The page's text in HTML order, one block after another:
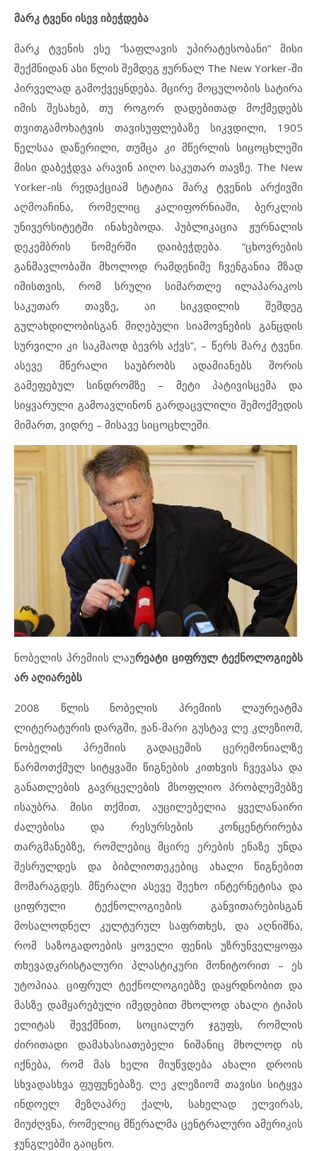
მარკ ტვენი ისევ იბეჭდება
მარკ ტვენის ესე “საფლავის უპირატესობანი” მისი
შექმნიდან ასი წლის შემდეგ ჟურნალ The New Yorker-ში
პირველად გამოქვეყნდება. მცირე მოცულობის სატირა
იმის შესახებ, თუ როგორ დადებითად მოქმედებს
თვითგამოხატვის თავისუფლებაზე სიკვდილი, 1905
წელსაა დაწერილი, თუმცა კი მწერლის სიცოცხლეში
მისი დაბეჭდვა არავინ აიღო საკუთარ თავზე. The New
Yorker-ის რედაქციამ სტატია მარკ ტვენის არქივში
აღმოაჩინა, რომელიც კალიფორნიაში, ბერკლის
უნივერსიტეტში ინახებოდა. პუბლიკაცია ჟურნალის
დეკემბრის ნომერში დაიბეჭდება. “ცხოვრების
განმავლობაში მხოლოდ რამდენიმე ჩვენგანია მზად
იმისთვის, რომ სრული სიმართლე ილაპარაკოს
საკუთარ თავზე, აი სიკვდილის შემდეგ
გულახდილობისგან მიღებული სიამოვნების განცდის
სურვილი კი საკმაოდ ბევრს აქვს”, – წერს მარკ ტვენი.
ასევე მწერალი საუბრობს ადამიანებს შორის
გამეფებულ სინდრომზე – მეტი პატივისცემა და
სიყვარული გამოავლინონ გარდაცვლილი შემოქმედის
მიმართ, ვიდრე – მისავე სიცოცხლეში.
ნობელის პრემიის ლაურეატი ციფრულ ტექნოლოგიებს
არ აღიარებს
2008 წლის ნობელის პრემიის ლაურეატმა
ლიტერატურის დარგში, ჟან-მარი გუსტავ ლე კლეზიომ,
ნობელის პრემიის გადაცემის ცერემონიალზე
წარმოთქმულ სიტყვაში წიგნების კითხვის ჩვევასა და
განათლების გავრცელების მსოფლიო პრობლემებზე
ისაუბრა. მისი თქმით, აუცილებელია ყველანაირი
ძალებისა და რესურსების კონცენტრირება
თარგმანებზე, რომლებიც მცირე ერების ენაზე უნდა
შესრულდეს და ბიბლიოთეკებიც ახალი წიგნებით
მომარაგდეს. მწერალი ასევე შეეხო ინტერნეტისა და
ციფრული ტექნოლოგიების განვითარებისგან
მოსალოდნელ კულტურულ საფრთხეს, და აღნიშნა,
რომ საზოგადოების ყოველი ფენის უზრუნველყოფა
თხევადკრისტალური პლასტიკური მონიტორით – ეს
უტოპიაა. ციფრულ ტექნოლოგიებზე დაყრდნობით და
მასზე დამყარებული იმედებით მხოლოდ ახალი ტიპის
ელიტას შევქმნით, სოციალურ ჯგუფს, რომლის
ძირითადი დამახასიათებელი ნიშანიც მხოლოდ ის
იქნება, რომ მას ხელი მიუწვდება ახალი დროის
სხვადასხვა ფუფუნებაზე. ლე კლეზიომ თავისი სიტყვა
ინდოელ მეზღაპრე ქალს, სახელად ელვირას,
მიუძღვნა, რომელიც მწერალმა ცენტრალური ამერიკის
ჯუნგლებში გაიცნო.